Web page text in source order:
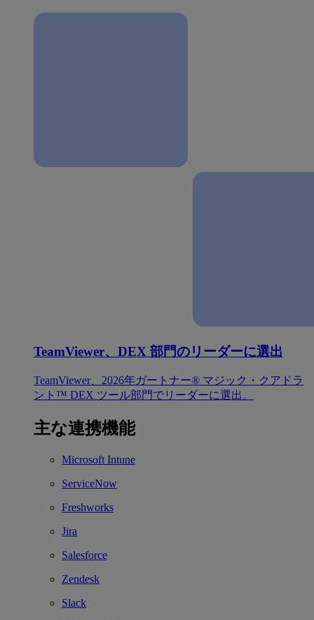
TeamViewer、DEX 部門のリーダーに選出
TeamViewer、2026年ガートナー® マジック・クアドラ
ント™ DEX ツール部門でリーダーに選出。
主な連携機能
Microsoft Intune
ServiceNow
Freshworks
Jira
Salesforce
Zendesk
Slack